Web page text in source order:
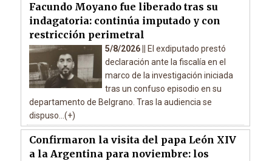
Facundo Moyano fue liberado tras su
indagatoria: continúa imputado y con
restricción perimetral
5/8/2026 ||
El exdiputado prestó
declaración ante la fiscalía en el
marco de la investigación iniciada
tras un confuso episodio en su
departamento de Belgrano. Tras la audiencia se
dispuso...(+)
Confirmaron la visita del papa León XIV
a la Argentina para noviembre: los